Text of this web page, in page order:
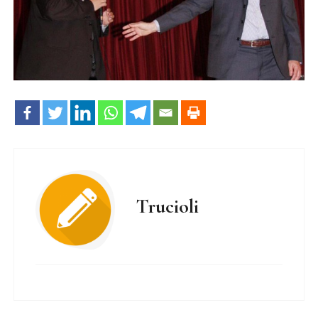
Trucioli